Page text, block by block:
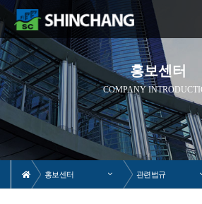
홍보센터
COMPANY
홍보센터 관련법규